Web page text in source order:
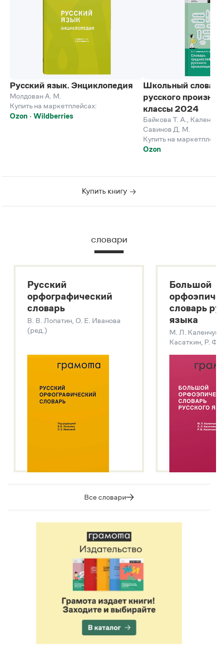
Русский язык. Энциклопедия
Молдован А. М.
Купить на маркетплейсах:
Ozon
Wildberries
Школьный
русского
классы 2024
Байкова Т. А.
Савинов Д. М.
Купить на
Ozon
Купить книгу
словари
Русский
орфографический
словарь
В. В. Лопатин, О. Е. Иванова
(ред.)
Большой
словарь
языка
М. Л.
Касаткин, Р.
Все словари